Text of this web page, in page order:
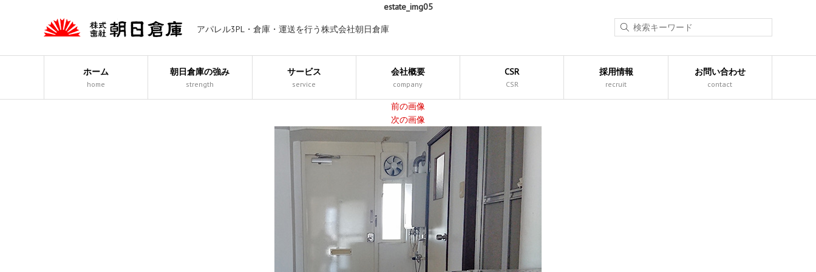
アパレル3PL・倉庫・運送を行う株式会社朝日倉庫
ホーム
home
朝日倉庫の強み
strength
サービス
service
会社概要
company
CSR
CSR
採用情報
recruit
お問い合わせ
contact
前の画像
次の画像
estate_img05